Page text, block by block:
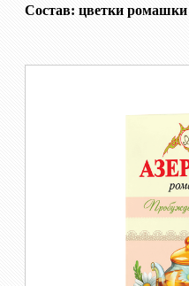
Состав: цветки ромашки